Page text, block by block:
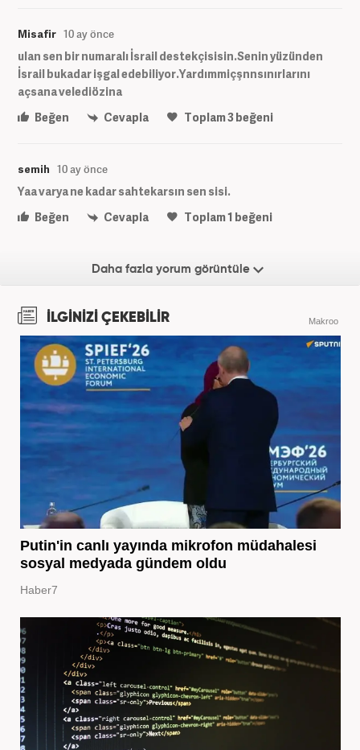
Misafir 10 ay önce
ulan sen bir numaralı İsrail destekçisisin.Senin yüzünden
İsrail bukadar işgal edebiliyor.Yardımmiçşnnsınırlarını
açsana velediözina
Beğen
Cevapla Toplam3beğeni
semih 10 ay önce
Yaa varya ne kadar sahtekarsın sen sisi.
Beğen
Cevapla Toplam1 beğeni
Daha fazla yorum görüntüle
İLGİNİZİ ÇEKEBİLİR Makroo
Putin'in canlı yayında mikrofon müdahalesi
sosyal medyada gündem oldu
Haber7